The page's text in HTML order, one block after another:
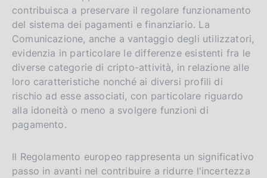
contribuisca a preservare il regolare funzionamento
del sistema dei pagamenti e finanziario. La
Comunicazione, anche a vantaggio degli utilizzatori,
evidenzia in particolare le differenze esistenti fra le
diverse categorie di cripto-attività, in relazione alle
loro caratteristiche nonché ai diversi profili di
rischio ad esse associati, con particolare riguardo
alla idoneità o meno a svolgere funzioni di
pagamento.
Il Regolamento europeo rappresenta un significativo
passo in avanti nel contribuire a ridurre l'incertezza